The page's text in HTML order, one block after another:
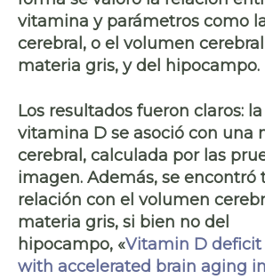
vitamina y parámetros como
cerebral, o el volumen
materia gris, y del hipocampo.
Los resultados fueron claros: la
vitamina D se asoció con una
cerebral , calculada por las
imagen. Además, se encontró
relación con el volumen
materia gris, si bien no del
hipocampo, «Vitamin D deficit
with accelerated brain aging